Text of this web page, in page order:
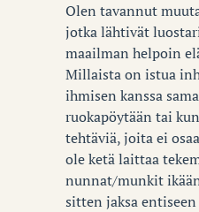
Olen tavannut
jotka lähtivät
maailman helpoin
Millaista on istua
ihmisen kanssa
ruokapöytään tai
tehtäviä, joita ei
ole ketä laittaa
nunnat/munkit
sitten jaksa